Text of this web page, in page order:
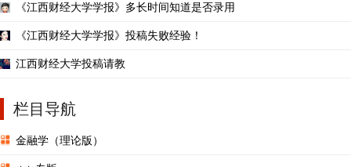
《江西财经大学学报》多长时间知道是否录用
《江西财经大学学报》投稿失败经验！
江西财经大学投稿请教
栏目导航
金融学（理论版）